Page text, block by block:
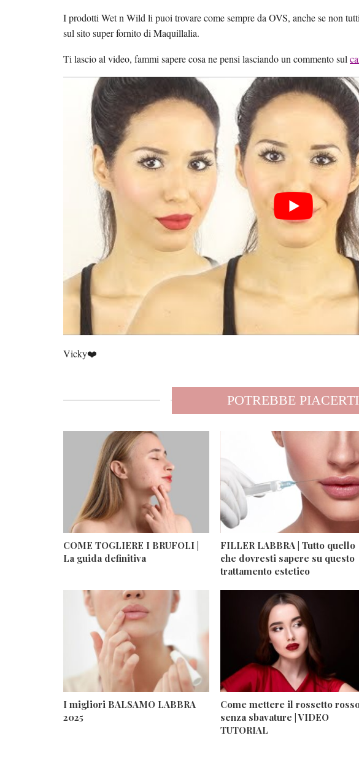
I prodotti Wet n Wild li puoi trovare come sempre da OVS, anche se non
sul sito super fornito di Maquillalia.
Ti lascio al video, fammi sapere cosa ne pensi lasciando un commento sul
Vicky❤️
POTREBBE PIACERTI
COME TOGLIERE I BRUFOLI |
La guida definitiva
FILLER LABBRA | Tutto quello
che dovresti sapere su questo
trattamento estetico
I migliori BALSAMO LABBRA
2025
Come mettere il rossetto
senza sbavature | VIDEO
TUTORIAL